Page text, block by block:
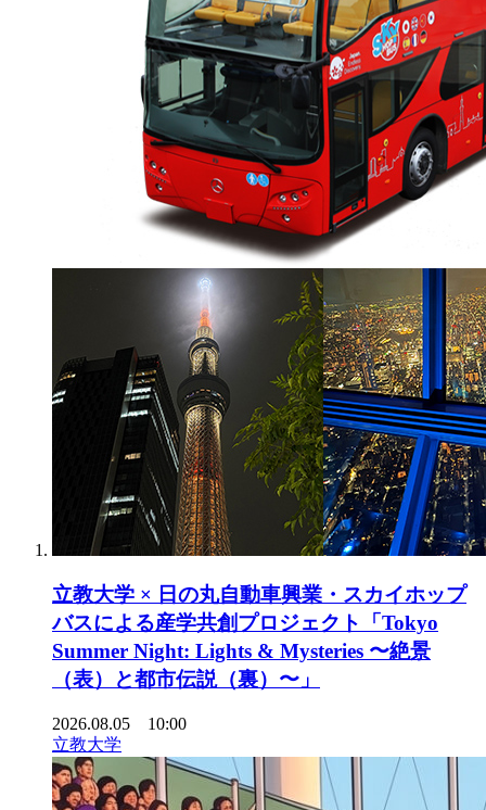
立教大学 × 日の丸自動車興業・スカイホップ
バスによる産学共創プロジェクト「Tokyo
Summer Night: Lights & Mysteries 〜絶景
（表）と都市伝説（裏）〜」
2026.08.05 10:00
立教大学